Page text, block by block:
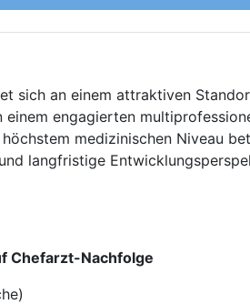
sich an einem attraktiven
engagierten
medizinischen Niveau
langfristige
Chefarzt-Nachfolge